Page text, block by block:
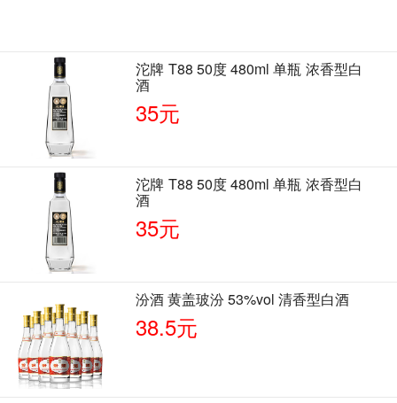
沱牌 T88 50度 480ml 单瓶 浓香型白
酒
35元
沱牌 T88 50度 480ml 单瓶 浓香型白
酒
35元
汾酒 黄盖玻汾 53%vol 清香型白酒
38.5元